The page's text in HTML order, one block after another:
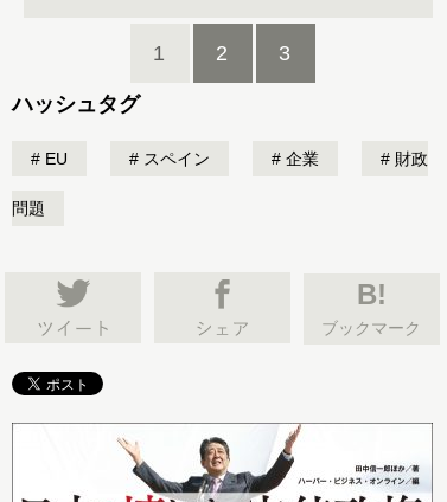
1 2 3
ハッシュタグ
EU スペイン 企業 財政
問題
B!
ブックマーク